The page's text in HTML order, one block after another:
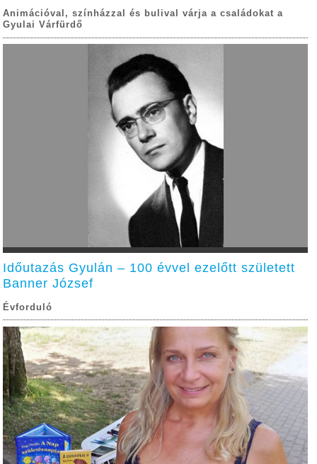
Animációval, színházzal és bulival várja a családokat a
Gyulai Várfürdő
Időutazás Gyulán – 100 évvel ezelőtt született
Banner József
Évforduló